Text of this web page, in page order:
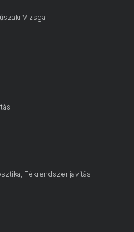
Vizsga
Fékrendszer javítás